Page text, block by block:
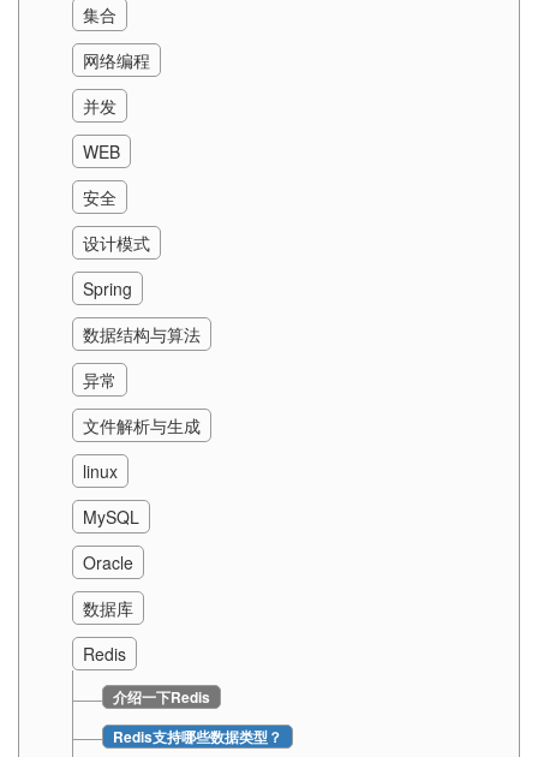
集合
网络编程
并发
WEB
安全
设计模式
Spring
数据结构与算法
异常
文件解析与生成
linux
MySQL
Oracle
数据库
Redis
介绍一下Redis
Redis支持哪些数据类型？